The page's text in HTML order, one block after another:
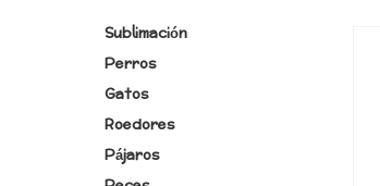
Sublimación
Perros
Gatos
Roedores
Pájaros